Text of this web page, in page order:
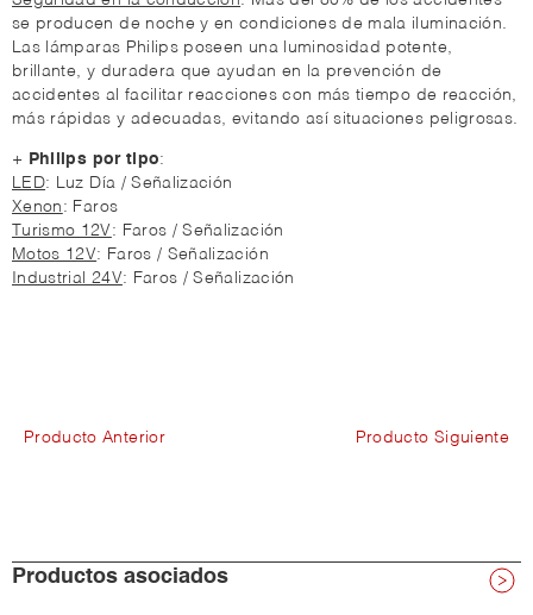
se producen de noche y en condiciones de mala iluminación.
Las lámparas Philips poseen una luminosidad potente,
brillante, y duradera que ayudan en la prevención de
accidentes al facilitar reacciones con más tiempo de reacción,
más rápidas y adecuadas, evitando así situaciones peligrosas.
+ Philips por tipo:
LED: Luz Día / Señalización
Xenon : Faros
Turismo 12V : Faros / Señalización
Motos 12V: Faros / Señalización
Industrial 24V: Faros / Señalización
Producto Anterior Producto Siguiente
Productos asociados